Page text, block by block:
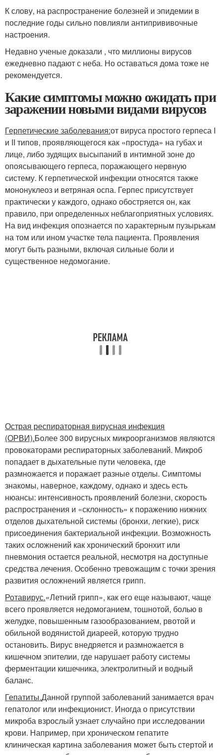
К слову, на распространение болезней и эпидемии в
последние годы сильно повлияли антипрививочные
настроения.
Недавно ученые доказали , что миллионы вирусов
ежедневно падают с неба. Но оставаться дома тоже не
рекомендуется.
Какие симптомы можно ожидать при
заражении новыми видами вирусов
Герпетические заболевания:от вируса простого герпеса I
и II типов, проявляющегося как «простуда» на губах и
лице, либо зудящих высыпаний в интимной зоне до
опоясывающего герпеса, поражающего нервную
систему. К герпетической инфекции относятся также
мононуклеоз и ветряная оспа. Герпес присутствует
практически у каждого, однако обостряется он, как
правило, при определенных неблагоприятных условиях.
На вид инфекция опознается по характерным пузырькам
на том или ином участке тела пациента. Проявления
могут быть разными, включая сильные боли и
существенное недомогание.
Острая респираторная вирусная инфекция
(ОРВИ).Более 300 вирусных микроорганизмов являются
провокаторами респираторных заболеваний. Микроб
попадает в дыхательные пути человека, где
размножается и поражает разные отделы. Симптомы
знакомы, наверное, каждому, однако и здесь есть
нюансы: интенсивность проявлений болезни, скорость
распространения и «склонность» к поражению нижних
отделов дыхательной системы (бронхи, легкие), риск
присоединения бактериальной инфекции. Возможность
таких осложнений как хронический бронхит или
пневмония остается реальной, несмотря на доступные
средства лечения. Особенно тревожащим с точки зрения
развития осложнений является грипп.
Ротавирус.«Летний грипп», как его еще называют, чаще
всего проявляется недомоганием, тошнотой, болью в
желудке, повышенным газообразованием, рвотой и
обильной водянистой диареей, которую трудно
остановить. Вирус внедряется и размножается в
кишечном эпителии, где нарушает работу системы
ферментации кишечника, электролитный и водный
баланс.
Гепатиты.Данной группой заболеваний занимается врач
гепатолог или инфекционист. Иногда о присутствии
микроба взрослый узнает случайно при исследовании
крови. Например, при хроническом гепатите
клиническая картина заболевания может быть стертой и